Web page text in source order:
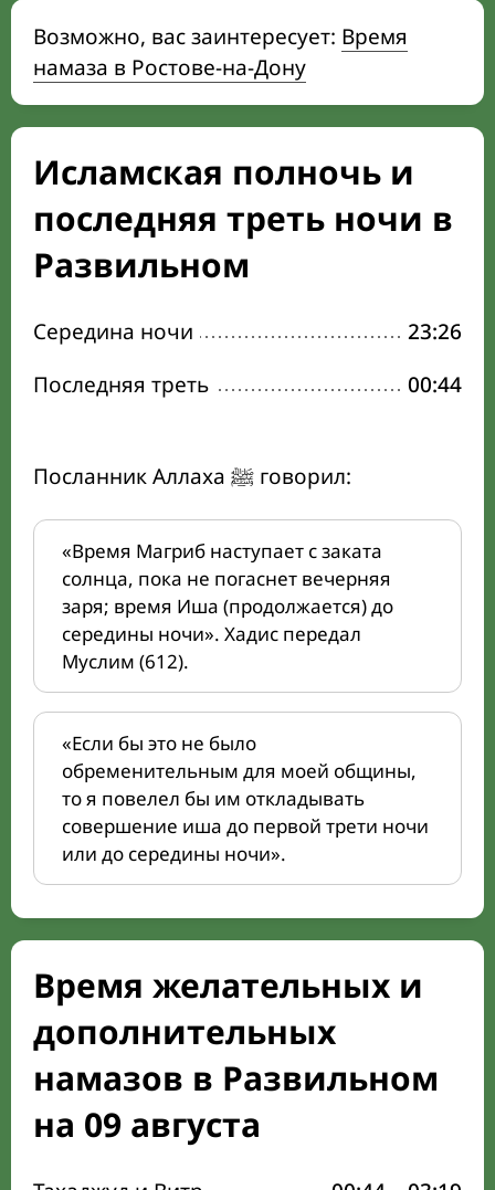
Возможно, вас заинтересует: Время
намаза в Ростове-на-Дону
Исламская полночь и
последняя треть ночи в
Развильном
Середина ночи
23:26
Последняя треть
00:44
Посланник Аллаха ﷺ говорил:
«Время Магриб наступает с заката
солнца, пока не погаснет вечерняя
заря; время Иша (продолжается) до
середины ночи». Хадис передал
Муслим (612).
«Если бы это не было
обременительным для моей общины,
то я повелел бы им откладывать
совершение иша до первой трети ночи
или до середины ночи».
Время желательных и
дополнительных
намазов в Развильном
на 09 августа